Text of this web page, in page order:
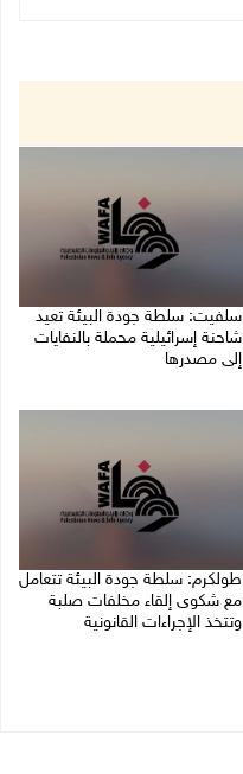
سلفيت: سلطة جودة البيئة تعيد
شاحنة إسرائيلية محملة بالنفايات
إلى مصدرها
طولكرم: سلطة جودة البيئة تتعامل
مع شكوى إلقاء مخلفات صلبة
وتتخذ الإجراءات القانونية